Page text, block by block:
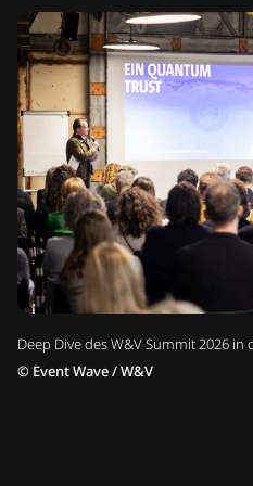
Deep Dive des W&V Summit 2026
© Event Wave / W&V